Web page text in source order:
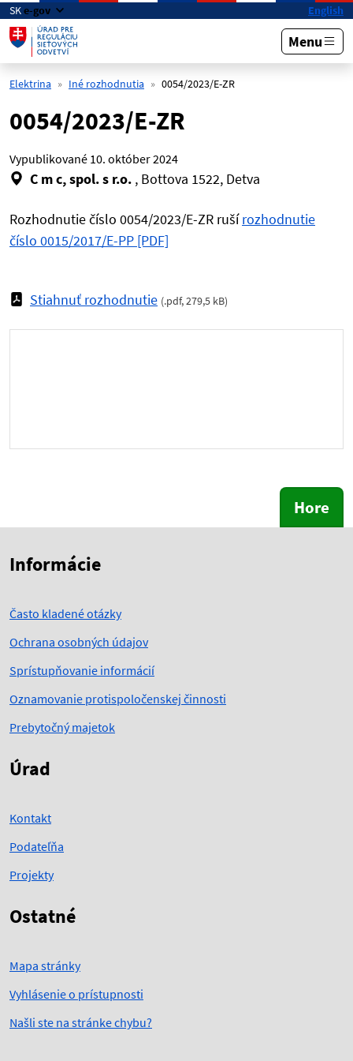
Preskočiť na hlavný obsah
SKe-gov English
Menu
Elektrina Iné rozhodnutia 0054/2023/E-ZR
0054/2023/E-ZR
Vypublikované 10. október 2024
C m c, spol. s r.o. , Bottova 1522, Detva
Rozhodnutie číslo 0054/2023/E-ZR rušírozhodnutie
číslo 0015/2017/E-PP [PDF]
Stiahnuť rozhodnutie (.pdf,279,5 kB)
Hore
Informácie
Často kladené otázky
Ochrana osobných údajov
Sprístupňovanie informácií
Oznamovanie protispoločenskej činnosti
Prebytočný majetok
Úrad
Kontakt
Podateľňa
Projekty
Ostatné
Mapa stránky
Vyhlásenie o prístupnosti
Našli ste na stránke chybu?